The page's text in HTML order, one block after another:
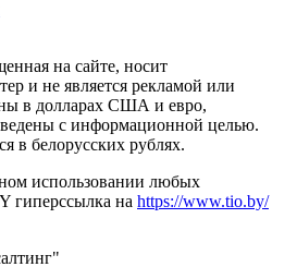
на сайте, носит
и не является рекламой или
в долларах США и евро,
с информационной целью.
в белорусских рублях.
использовании любых
гиперссылка на https://www.tio.by/